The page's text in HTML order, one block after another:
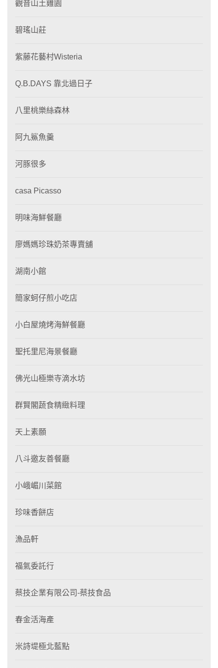
觀音山土雞園
碧瑤山莊
紫藤花藝村Wisteria
Q.B.DAYS 靠北過日子
八里桃樂絲森林
阿九鯊魚羹
河豚很多
casa Picasso
明味海鮮餐廳
廖媽媽珍珠奶茶專賣舖
湖南小館
簡家蚵仔煎小吃店
小白屋燒烤海鮮餐廳
聖托里尼海景餐廳
佛光山極樂寺滴水坊
群賢閣蔬食精緻料理
天上素願
八斗邀友善餐廳
小峨嵋川菜館
珍味香餅店
漁品軒
福氣委託行
蔡技企業有限公司-蔡技食品
春金活海產
米詩堤極北藍點